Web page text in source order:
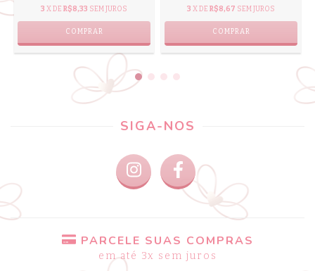
3 X DE R$8,33 SEM JUROS
COMPRAR
3 X DE R$8,67 SEM JUROS
COMPRAR
SIGA-NOS
PARCELE SUAS COMPRAS
em até 3x sem juros